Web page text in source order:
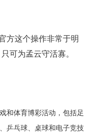
方这个操作非常于明
可为孟云守活寡。
和体育博彩活动，包括足
乒乓球、桌球和电子竞技